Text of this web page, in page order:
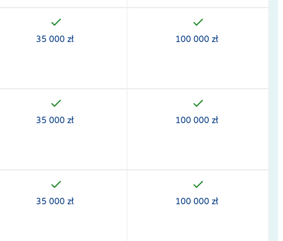
35 000 zł 100 000 zł
35 000 zł 100 000 zł
35 000 zł 100 000 zł